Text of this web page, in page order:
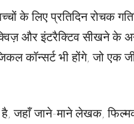
लिए प्रतिदिन रोचक
और इंटरैक्टिव सीखने के
कॉन्सर्ट भी होंगे, जो एक
है, जहाँ जाने-माने लेखक,